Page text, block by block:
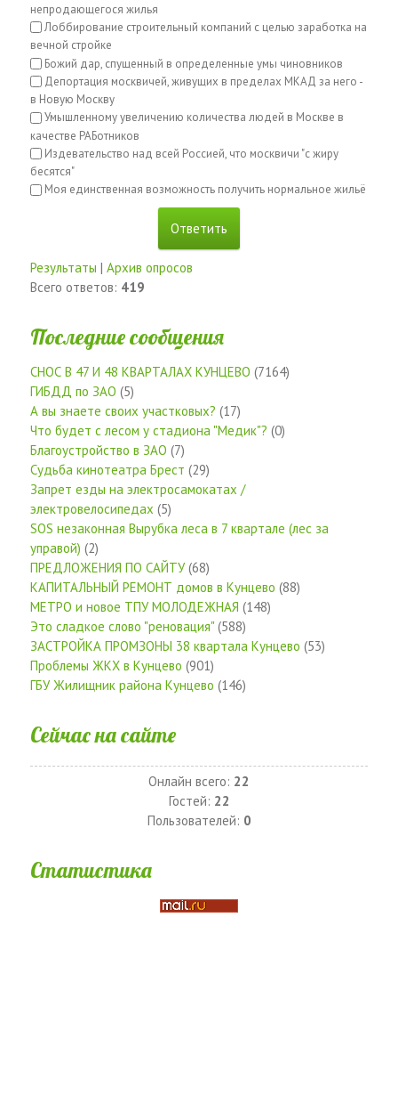
непродающегося жилья
Лоббирование строительный компаний с целью заработка на
вечной стройке
Божий дар, спущенный в определенные умы чиновников
Депортация москвичей, живущих в пределах МКАД за него -
в Новую Москву
Умышленному увеличению количества людей в Москве в
качестве РАБотников
Издевательство над всей Россией, что москвичи "с жиру
бесятся"
Моя единственная возможность получить нормальное жильё
Результаты | Архив опросов
Всего ответов: 419
Последние сообщения
СНОС В 47 И 48 КВАРТАЛАХ КУНЦЕВО (7164)
ГИБДД по ЗАО (5)
А вы знаете своих участковых? (17)
Что будет с лесом у стадиона "Медик"? (0)
Благоустройство в ЗАО (7)
Судьба кинотеатра Брест (29)
Запрет езды на электросамокатах /
электровелосипедах (5)
SOS незаконная Вырубка леса в 7 квартале (лес за
управой) (2)
ПРЕДЛОЖЕНИЯ ПО САЙТУ(68)
КАПИТАЛЬНЫЙ РЕМОНТ домов в Кунцево (88)
МЕТРО и новое ТПУ МОЛОДЕЖНАЯ (148)
Это сладкое слово "реновация" (588)
ЗАСТРОЙКА ПРОМЗОНЫ 38 квартала Кунцево (53)
Проблемы ЖКХ в Кунцево (901)
ГБУ Жилищник района Кунцево (146)
Сейчас на сайте
Онлайн всего: 22
Гостей: 22
Пользователей: 0
Статистика